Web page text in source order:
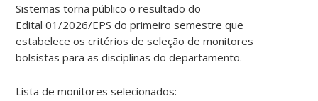
Sistemas torna público o resultado do
Edital 01/2026/EPS do primeiro semestre que
estabelece os critérios de seleção de monitores
bolsistas para as disciplinas do departamento.
Lista de monitores selecionados: